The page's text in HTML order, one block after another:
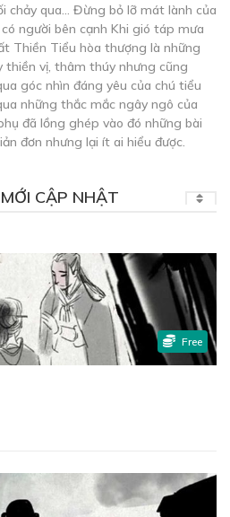
chảy qua… Đừng bỏ lỡ mát lành của
người bên cạnh Khi gió táp mưa
Thiền Tiểu hòa thượng là những
thiền vị, thâm thúy nhưng cũng
góc nhìn đáng yêu của chú tiểu
những thắc mắc ngây ngô của
đã lồng ghép vào đó những bài
đơn nhưng lại ít ai hiểu được.
CẬP NHẬT
Free